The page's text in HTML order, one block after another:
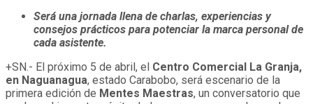
Será una jornada llena de charlas, experiencias y
consejos prácticos para potenciar la marca personal de
cada asistente.
+SN.- El próximo 5 de abril, el Centro Comercial La Granja,
en Naguanagua, estado Carabobo, será escenario de la
primera edición de Mentes Maestras, un conversatorio que